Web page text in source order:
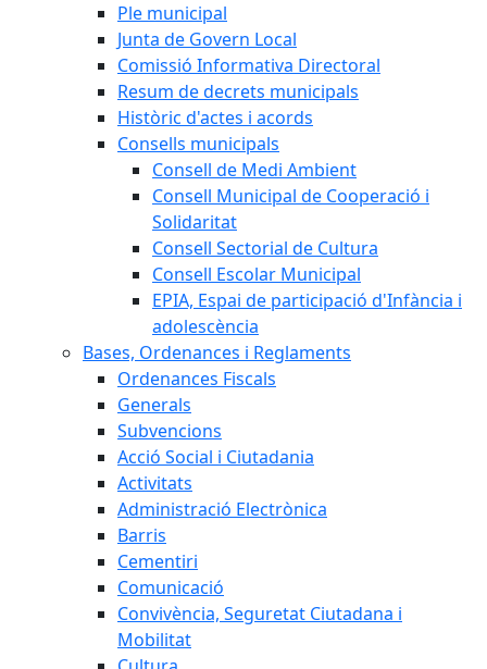
Ple municipal
Junta de Govern Local
Comissió Informativa Directoral
Resum de decrets municipals
Històric d'actes i acords
Consells municipals
Consell de Medi Ambient
Consell Municipal de Cooperació i
Solidaritat
Consell Sectorial de Cultura
Consell Escolar Municipal
EPIA, Espai de participació d'Infància i
adolescència
Bases, Ordenances i Reglaments
Ordenances Fiscals
Generals
Subvencions
Acció Social i Ciutadania
Activitats
Administració Electrònica
Barris
Cementiri
Comunicació
Convivència, Seguretat Ciutadana i
Mobilitat